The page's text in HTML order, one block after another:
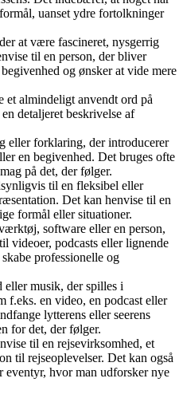
uanset ydre fortolkninger
at være fascineret, nysgerrig
til en person, der bliver
og ønsker at vide mere
almindeligt anvendt ord på
detaljeret beskrivelse af
eller forklaring, der introducerer
en begivenhed. Det bruges ofte
på det, der følger.
til en fleksibel eller
Det kan henvise til en
formål eller situationer.
software eller en person,
videoer, podcasts eller lignende
professionelle og
musik, der spilles i
f.eks. en video, en podcast eller
lytterens eller seerens
for det, der følger.
til en rejsevirksomhed, et
til rejseoplevelser. Det kan også
eventyr, hvor man udforsker nye